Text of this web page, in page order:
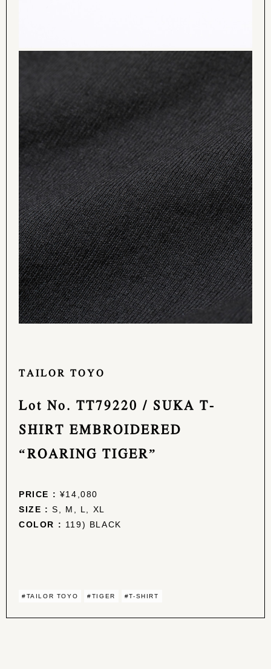
TAILOR TOYO
Lot No. TT79220 / SUKA T-
SHIRT EMBROIDERED
“ROARING TIGER”
PRICE : ¥14,080
SIZE : S, M, L, XL
COLOR : 119) BLACK
#TAILOR TOYO #TIGER #T-SHIRT